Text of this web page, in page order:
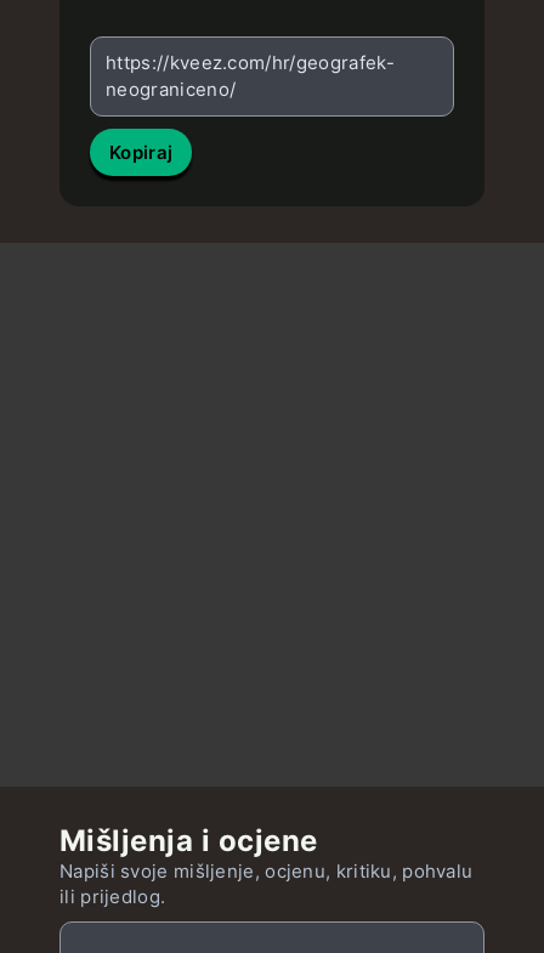
https://kveez.com/hr/geografek-
neograniceno/
Kopiraj
Mišljenja i ocjene
Napiši svoje mišljenje, ocjenu, kritiku, pohvalu
ili prijedlog.